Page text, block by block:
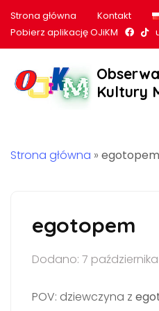
Strona główna Kontakt
Pobierz aplikację OJiKM
Nasz
Kultury
Strona główna » egotopem
egotopem
Dodano: 7
POV: dziewczyna z